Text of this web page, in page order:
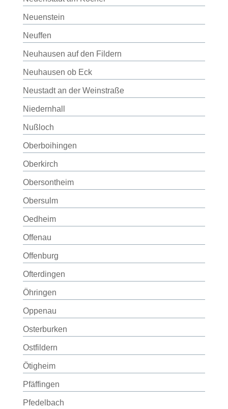
Neuenstein
Neuffen
Neuhausen auf den Fildern
Neuhausen ob Eck
Neustadt an der Weinstraße
Niedernhall
Nußloch
Oberboihingen
Oberkirch
Obersontheim
Obersulm
Oedheim
Offenau
Offenburg
Ofterdingen
Öhringen
Oppenau
Osterburken
Ostfildern
Ötigheim
Pfäffingen
Pfedelbach